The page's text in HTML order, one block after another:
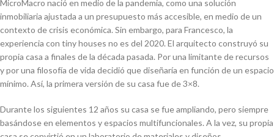
MicroMacro nació en medio de la pandemia, como una solución
inmobiliaria ajustada a un presupuesto más accesible, en medio de un
contexto de crisis económica. Sin embargo, para Francesco, la
experiencia con tiny houses no es del 2020. El arquitecto construyó su
propia casa a finales de la década pasada. Por una limitante de recursos
y por una filosofía de vida decidió que diseñaría en función de un espacio
mínimo. Así, la primera versión de su casa fue de 3×8.
Durante los siguientes 12 años su casa se fue ampliando, pero siempre
basándose en elementos y espacios multifuncionales. A la vez, su propia